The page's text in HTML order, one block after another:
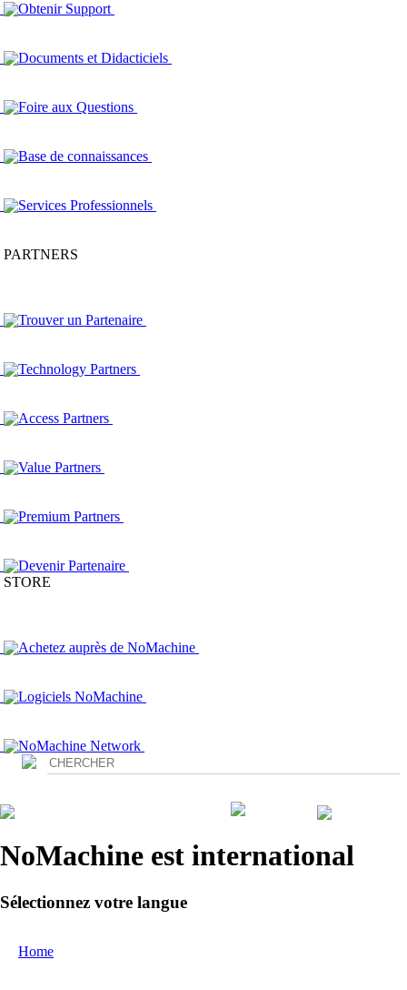
Obtenir Support
Documents et Didacticiels
Foire aux Questions
Base de connaissances
Services Professionnels
PARTNERS
Trouver un Partenaire
Technology Partners
Access Partners
Value Partners
Premium Partners
Devenir Partenaire
STORE
Achetez auprès de NoMachine
Logiciels NoMachine
NoMachine Network
NoMachine est international
Sélectionnez votre langue
Home